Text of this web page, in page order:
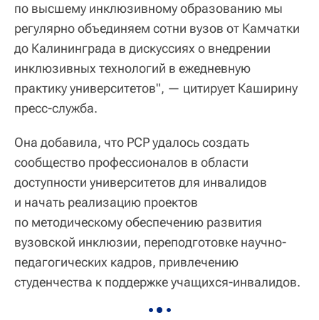
по высшему инклюзивному образованию мы
регулярно объединяем сотни вузов от Камчатки
до Калининграда в дискуссиях о внедрении
инклюзивных технологий в ежедневную
практику университетов", — цитирует Каширину
пресс-служба.
Она добавила, что РСР удалось создать
сообщество профессионалов в области
доступности университетов для инвалидов
и начать реализацию проектов
по методическому обеспечению развития
вузовской инклюзии, переподготовке научно-
педагогических кадров, привлечению
студенчества к поддержке учащихся-инвалидов.